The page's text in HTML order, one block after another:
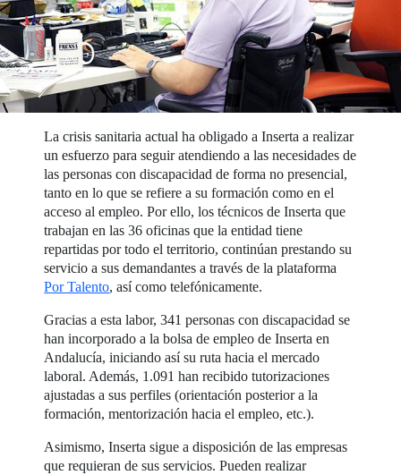
La crisis sanitaria actual ha obligado a Inserta a realizar
un esfuerzo para seguir atendiendo a las necesidades de
las personas con discapacidad de forma no presencial,
tanto en lo que se refiere a su formación como en el
acceso al empleo. Por ello, los técnicos de Inserta que
trabajan en las 36 oficinas que la entidad tiene
repartidas por todo el territorio, continúan prestando su
servicio a sus demandantes a través de la plataforma
Por Talento, así como telefónicamente.
Gracias a esta labor, 341 personas con discapacidad se
han incorporado a la bolsa de empleo de Inserta en
Andalucía, iniciando así su ruta hacia el mercado
laboral. Además, 1.091 han recibido tutorizaciones
ajustadas a sus perfiles (orientación posterior a la
formación, mentorización hacia el empleo, etc.).
Asimismo, Inserta sigue a disposición de las empresas
que requieran de sus servicios. Pueden realizar